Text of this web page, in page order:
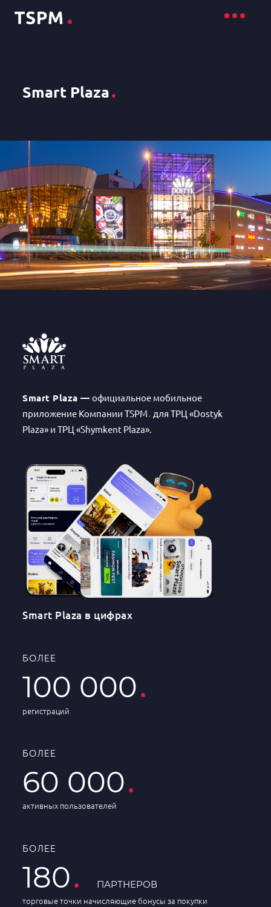
Smart Plaza.
Smart Plaza — официальное мобильное
приложение Компании TSPM. для ТРЦ «Dostyk
Plaza» и ТРЦ «Shymkent Plaza».
Smart Plaza в цифрах
БОЛЕЕ
100 000.
регистраций
БОЛЕЕ
60 000.
активных пользователей
БОЛЕЕ
180. ПАРТНЕРОВ
торговые точки начисляющие бонусы за покупки